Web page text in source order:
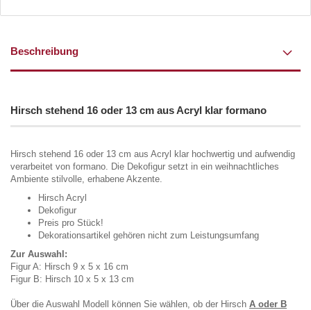
Beschreibung
Hirsch stehend 16 oder 13 cm aus Acryl klar formano
Hirsch stehend 16 oder 13 cm aus Acryl klar hochwertig und aufwendig
verarbeitet von formano. Die Dekofigur setzt in ein weihnachtliches
Ambiente stilvolle, erhabene Akzente.
Hirsch Acryl
Dekofigur
Preis pro Stück!
Dekorationsartikel gehören nicht zum Leistungsumfang
Zur Auswahl:
Figur A: Hirsch 9 x 5 x 16 cm
Figur B: Hirsch 10 x 5 x 13 cm
Über die Auswahl Modell können Sie wählen, ob der Hirsch A oder B